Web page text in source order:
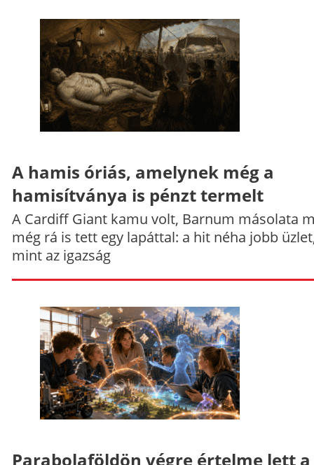
A hamis óriás, amelynek még a
hamisítványa is pénzt termelt
A Cardiff Giant kamu volt, Barnum másolata
még rá is tett egy lapáttal: a hit néha jobb
mint az igazság
Parabolaföldön végre értelme lett a